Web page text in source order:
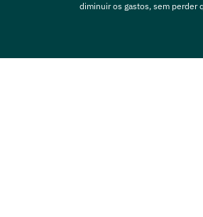
diminuir os gastos, sem perder